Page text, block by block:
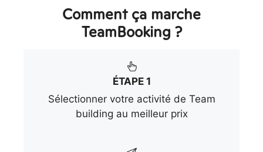
Comment ça marche
TeamBooking ?
ÉTAPE 1
Sélectionner votre activité de Team
building au meilleur prix